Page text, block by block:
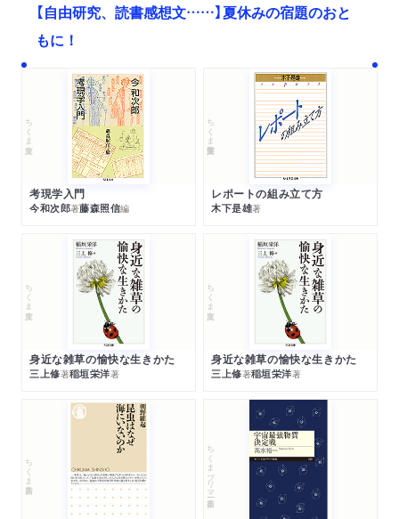
【自由研究、読書感想文……】夏休みの宿題のおと
もに！
ちくま文庫
考現学入門
今和次郎著藤森照信編
ちくま学芸文庫
レポートの組み立て方
木下是雄著
ちくま文庫
身近な雑草の愉快な生きかた
三上修著稲垣栄洋著
ちくま文庫
身近な雑草の愉快な生きかた
三上修著稲垣栄洋著
ちくま新書 ちくまプリマー新書